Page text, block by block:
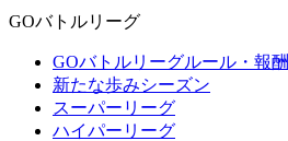
GOバトルリーグ
GOバトルリーグルール・報酬
新たな歩みシーズン
スーパーリーグ
ハイパーリーグ